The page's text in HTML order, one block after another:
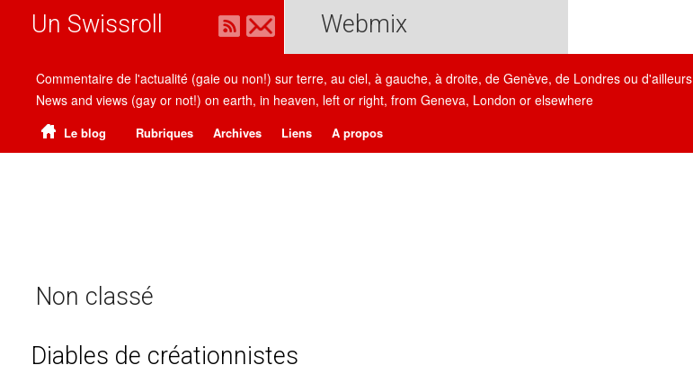
Un Swissroll Webmix
Commentaire de l'actualité (gaie ou non!) sur terre, au ciel, à gauche, à droite, de Genève, de Londres ou d'ailleurs
News and views (gay or not!) on earth, in heaven, left or right, from Geneva, London or elsewhere
Le blog Rubriques Archives Liens A propos
Non classé
Diables de créationnistes